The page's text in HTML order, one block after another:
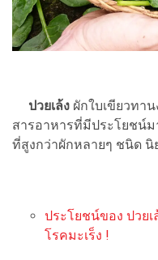
ปวยเล้ง ผักใบเขียวทา
สารอาหารที่มีประโยชน์
ที่สูงกว่าผักหลายๆ ชนิด
ประโยชน์ของ ปวย
โรคมะเร็ง !